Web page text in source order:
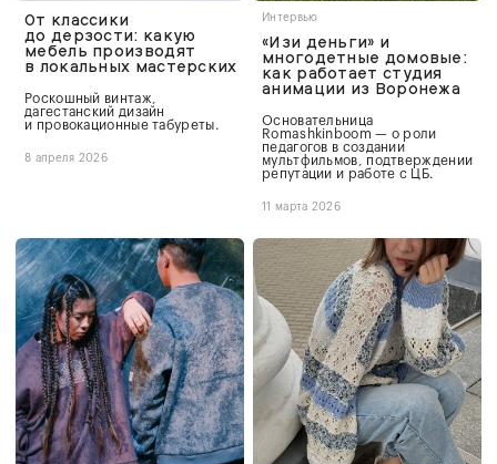
От классики
до дерзости: какую
мебель производят
в локальных мастерских
Роскошный винтаж,
дагестанский дизайн
и провокационные табуреты.
8 апреля 2026
Интервью
«Изи деньги» и
многодетные домовые:
как работает студия
анимации из Воронежа
Основательница
Romashkinboom — о роли
педагогов в создании
мультфильмов, подтверждении
репутации и работе с ЦБ.
11 марта 2026